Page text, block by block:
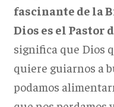
fascinante de la
Dios es el Pastor
significa que Dios
quiere guiarnos a
podamos